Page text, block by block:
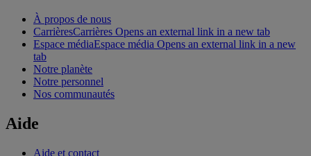
À propos de nous
CarrièresCarrières Opens an external link in a new tab
Espace médiaEspace média Opens an external link in a new
tab
Notre planète
Notre personnel
Nos communautés
Aide
Aide et contact